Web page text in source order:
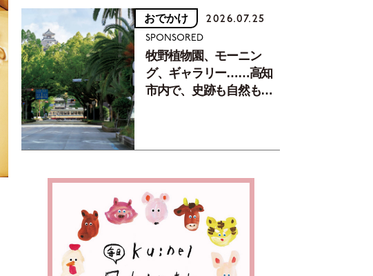
おでかけ 2026.07.25
SPONSORED
牧野植物園、モーニン
グ、ギャラリー……高知
市内で、史跡も自然もグ